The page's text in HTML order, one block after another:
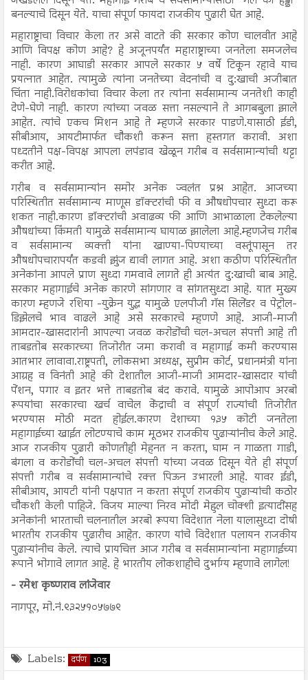
बनल्याचे दिसून येते. याचा संपूर्ण फायदा राजकीय पुढारी घेत आहे.
महाराष्ट्राचा विचार केला तर असे वाटते की सरकार कोण चालवीत आहे
आणि विपक्ष कोण आहे? हे अजूनपर्यंत महाराष्ट्राच्या जनतेला समजलेच
नाही. कारण आघाडी सरकार आपले सरकार ५ वर्षे टिकून रहावे याच
प्रयत्नात आहेत. त्यामुळे त्यांना जनतेच्या वेदनांची व दु:खाची अजीबात
चिंता नाही.विरोधकांचा विचार केला तर त्यांना सर्वसामान्य जनतेशी काही
देणे-घेणे नाही. कारण त्यांच्या जवळ सत्ता नसल्याने ते आगबबुला झाले
आहेत. त्यांचे एकच मिशन आहे ते म्हणजे सरकार पाडणे.यासाठी ईडी,
सीबीआय, आयटीमार्फत चौकशी करून सत्ता हस्तगत करावी. अशा
पध्दतीने पक्ष-विपक्ष आपला लपंडाव खेळून गरीब व सर्वसामान्यांची थट्टा
करीत आहे.
गरीब व सर्वसामान्यांन समोर अनेक ज्वलंत प्रश्न आहेत. आजच्या
परिस्थितीत सर्वसामान्य माणूस डॉक्टरांची फी व औषधोपचार सुध्दा करू
शकत नाही.कारण डॉक्टरांची अवाढव्य फी आणि आभाळाला टेकलेल्या
औषधांच्या किंमती यामुळे सर्वसामान्य घायाळ झालेला आहे.म्हणजेच गरीब
व सर्वसामान्य व्यक्ती यांना खाण्या-पिण्याच्या वस्तूंपासून तर
औषधोपचारापर्यंत कडवी झुंज द्यावी लागत आहे. अशा कठीण परिस्थितीत
अनेकांना आपले प्राण सुध्दा गमवावे लागते ही अत्यंत दु:खाची बाब आहे.
सरकार महागाईचे अनेक कारणे सांगणार व सांगतसुध्दा आहे. यात मुख्य
कारण म्हणजे रशिया -युक्रेन युद्ध यामुळे एलपीजी गॅस सिलेंडर व पेट्रोल-
डिझेलचे भाव वाढले आहे असे सरकारचे म्हणणे आहे. आजी-माजी
आमदार-खासदारांनी आपल्या जवळ करोडोंची चल-अचल संपत्ती आहे ती
ताबडतोब सरकारच्या तिजोरीत जमा करावी व महागाई कमी करण्यास
आतभार लावावा.राष्ट्रपती, लोकसभा अध्यक्ष, सुप्रीम कोर्ट, प्रधानमंत्री यांना
आग्रह व विनंती आहे की देशातील आजी-माजी आमदार-खासदार यांची
पेंशन, पगार व इतर भत्ते ताबडतोब बंद करावे. यामुळे आपोआप अरबो
रूपयांचा सरकारचा खर्च वाचेल केंद्राची व संपूर्ण राज्यांची तिजोरीत
भरण्यास मोठी मदत होईल.कारण देशाच्या १३५ कोटी जनतेला
महागाईच्या खाईत लोटण्याचे काम मूठभर राजकीय पुढाऱ्यांनीच केले आहे.
आज राजकीय पुढारी कोणतीही मेहनत न करता, घाम न गाळता गाडी,
बंगला व करोडोंची चल-अचल संपत्ती यांच्या जवळ दिसून येते ही संपूर्ण
संपत्ती गरीब व सर्वसामान्यांचे रक्त पिऊन उभारली आहे. यावर ईडी,
सीबीआय, आयटी यांनी पक्षपात न करता संपूर्ण राजकीय पुढाऱ्यांची कठोर
चौकशी केली पाहिजे. विजय माल्या निरव मोदी मेहुल चोक्शी इत्यादींसह
अनेकांनी भारताची चलनातील अरबो रूपया विदेशात नेला यालासुध्दा दोषी
भारतीय राजकीय पुढारीच आहेत. कारण यांचे विदेशात पलायन राजकीय
पुढाऱ्यांनीच केले. त्याचे प्रायचित्त आज गरीब व सर्वसामान्यांना महागाईच्या
रूपाने भोगावे लागत आहे. हे भारतीय लोकशाहीचे दुर्भाग्य म्हणावे लागेल!
- रमेश कृष्णराव लांजेवार
नागपूर, मो.नं.९३२५१०५७७९
Labels: दर्पण 103